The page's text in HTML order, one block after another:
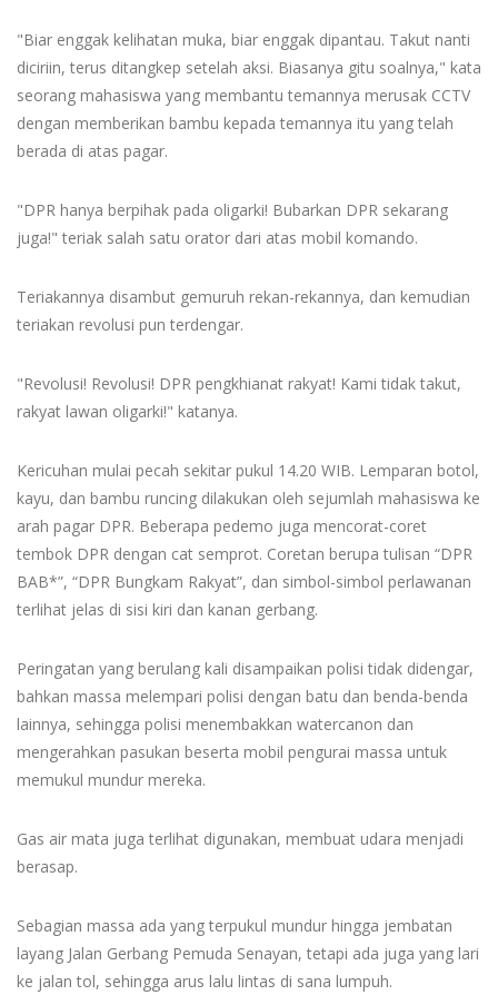
"Biar enggak kelihatan muka, biar enggak dipantau. Takut nanti
diciriin, terus ditangkep setelah aksi. Biasanya gitu soalnya," kata
seorang mahasiswa yang membantu temannya merusak CCTV
dengan memberikan bambu kepada temannya itu yang telah
berada di atas pagar.
"DPR hanya berpihak pada oligarki! Bubarkan DPR sekarang
juga!" teriak salah satu orator dari atas mobil komando.
Teriakannya disambut gemuruh rekan-rekannya, dan kemudian
teriakan revolusi pun terdengar.
"Revolusi! Revolusi! DPR pengkhianat rakyat! Kami tidak takut,
rakyat lawan oligarki!" katanya.
Kericuhan mulai pecah sekitar pukul 14.20 WIB. Lemparan botol,
kayu, dan bambu runcing dilakukan oleh sejumlah mahasiswa ke
arah pagar DPR. Beberapa pedemo juga mencorat-coret
tembok DPR dengan cat semprot. Coretan berupa tulisan “DPR
BAB*”, “DPR Bungkam Rakyat”, dan simbol-simbol perlawanan
terlihat jelas di sisi kiri dan kanan gerbang.
Peringatan yang berulang kali disampaikan polisi tidak didengar,
bahkan massa melempari polisi dengan batu dan benda-benda
lainnya, sehingga polisi menembakkan watercanon dan
mengerahkan pasukan beserta mobil pengurai massa untuk
memukul mundur mereka.
Gas air mata juga terlihat digunakan, membuat udara menjadi
berasap.
Sebagian massa ada yang terpukul mundur hingga jembatan
layang Jalan Gerbang Pemuda Senayan, tetapi ada juga yang lari
ke jalan tol, sehingga arus lalu lintas di sana lumpuh.